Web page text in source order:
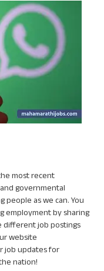
most recent
governmental
people as we can. You
employment by sharing
different job postings
website
job updates for
nation!